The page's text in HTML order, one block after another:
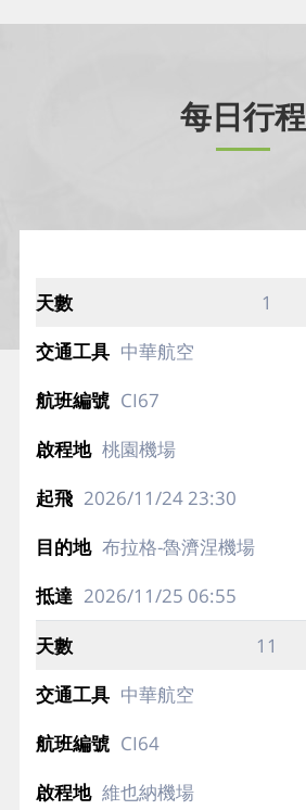
每日行程
1
中華航空
CI67
桃園機場
2026/11/2423:30
布拉格-魯濟涅機場
2026/11/25 06:55
11
中華航空
CI64
維也納機場